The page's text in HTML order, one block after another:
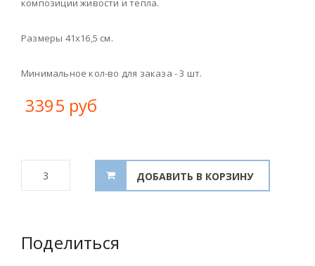
композиции живости и тепла.
Размеры 41х16,5 см.
Минимальное кол-во для заказа - 3 шт.
3395 руб
Поделиться